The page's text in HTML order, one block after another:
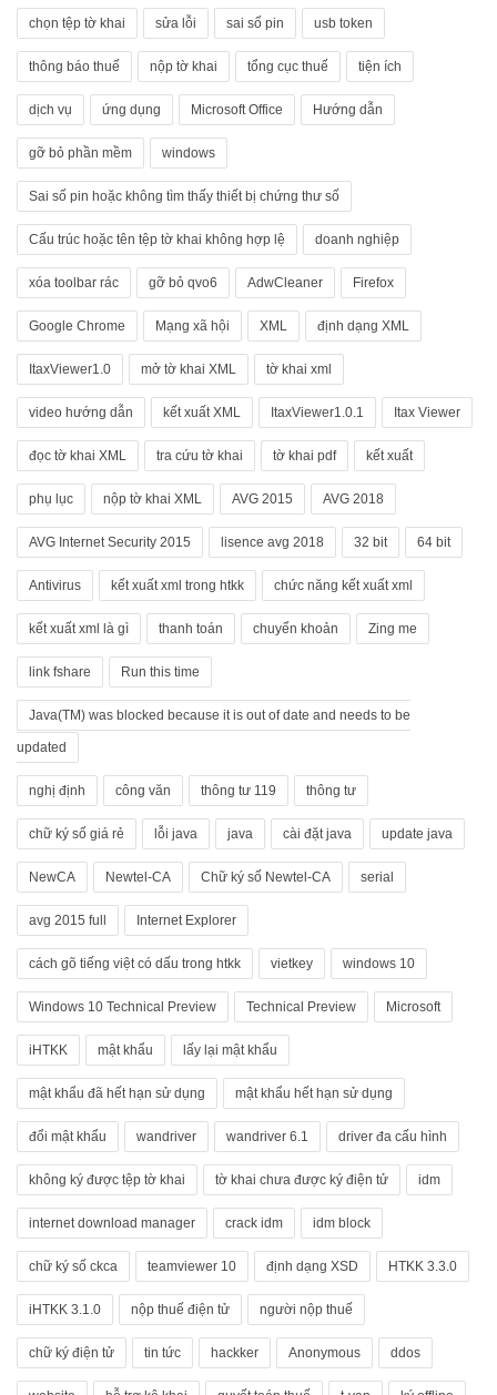
chọn tệp tờ khai sửa lỗi sai số pin usb token
thông báo thuế nộp tờ khai tổng cục thuế tiện ích
dịch vụ ứng dụng Microsoft Office Hướng dẫn
gỡ bỏ phần mềm windows
Sai số pin hoặc không tìm thấy thiết bị chứng thư số
Cấu trúc hoặc tên tệp tờ khai không hợp lệ doanh nghiệp
xóa toolbar rác gỡ bỏ qvo6 AdwCleaner Firefox
Google Chrome Mạng xã hội XML định dạng XML
ItaxViewer1.0 mở tờ khai XML tờ khai xml
video hướng dẫn kết xuất XML ItaxViewer1.0.1 Itax Viewer
đọc tờ khai XML tra cứu tờ khai tờ khai pdf kết xuất
phụ lục nộp tờ khai XML AVG 2015 AVG 2018
AVG Internet Security 2015 lisence avg 2018 32 bit 64 bit
Antivirus kết xuất xml trong htkk chức năng kết xuất xml
kết xuất xml là gì thanh toán chuyển khoản Zing me
link fshare Run this time
Java(TM) was blocked because it is out of date and needs to be
updated
nghị định công văn thông tư 119 thông tư
chữ ký số giá rẻ lỗi java java cài đặt java update java
NewCA Newtel-CA Chữ ký số Newtel-CA serial
avg 2015 full Internet Explorer
cách gõ tiếng việt có dấu trong htkk vietkey windows 10
Windows 10 Technical Preview Technical Preview Microsoft
iHTKK mật khẩu lấy lại mật khẩu
mật khẩu đã hết hạn sử dụng mật khẩu hết hạn sử dụng
đổi mật khẩu wandriver wandriver 6.1 driver đa cấu hình
không ký được tệp tờ khai tờ khai chưa được ký điện tử idm
internet download manager crack idm idm block
chữ ký số ckca teamviewer 10 định dạng XSD HTKK 3.3.0
iHTKK 3.1.0 nộp thuế điện tử người nộp thuế
chữ ký điện tử tin tức hackker Anonymous ddos